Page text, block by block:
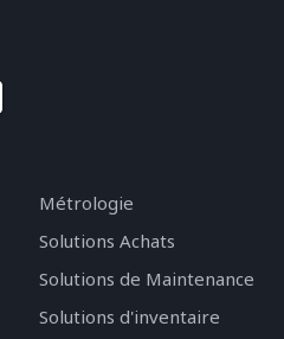
Métrologie
Solutions Achats
Solutions de Maintenance
Solutions d'inventaire